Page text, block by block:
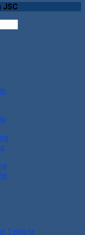
JSC
1 pha ra